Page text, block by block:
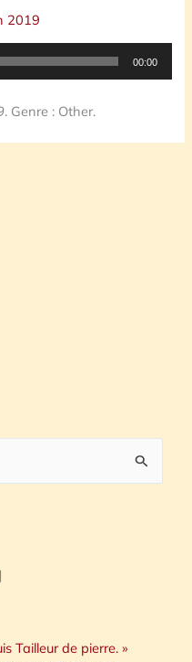
2019
00:00
. Genre : Other.
Tailleur de pierre. »